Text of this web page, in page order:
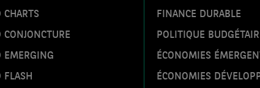
CHARTS
CONJONCTURE
EMERGING
FLASH
FINANCE DURABLE
POLITIQUE
ÉCONOMIES
ÉCONOMIES